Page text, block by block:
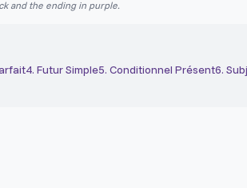
and the ending in purple.
4. Futur Simple5. Conditionnel Présent6.